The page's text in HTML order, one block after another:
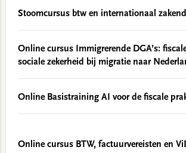
Stoomcursus btw en internationaal
Online cursus Immigrerende DGA’s:
sociale zekerheid bij migratie naar
Online Basistraining AI voor de fiscale
Online cursus BTW, factuurvereisten en